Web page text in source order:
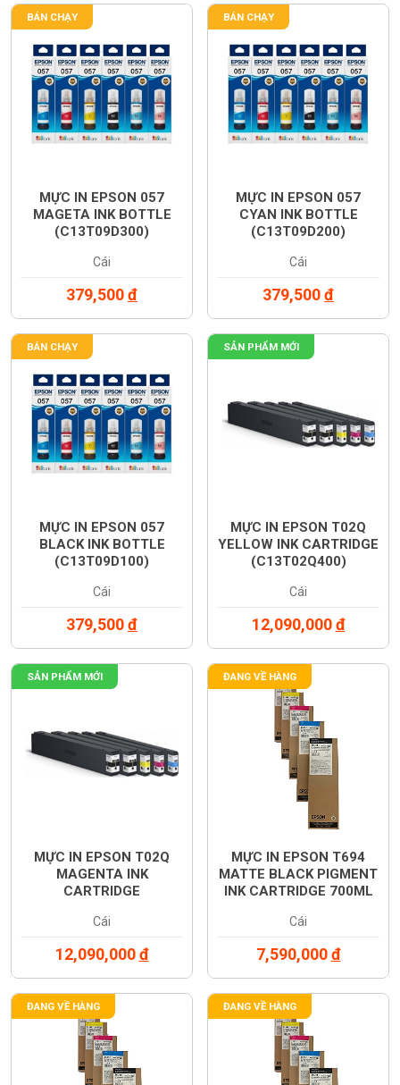
BÁN CHẠY
MỰC IN EPSON 057
MAGETA INK BOTTLE
(C13T09D300)
Cái
379,500đ
BÁN CHẠY
MỰC IN EPSON 057
CYAN INK BOTTLE
(C13T09D200)
Cái
379,500đ
BÁN CHẠY
MỰC IN EPSON 057
BLACK INK BOTTLE
(C13T09D100)
Cái
379,500đ
SẢN PHẨM MỚI
MỰC IN EPSON T02Q
YELLOW INK CARTRIDGE
(C13T02Q400)
Cái
12,090,000đ
SẢN PHẨM MỚI
MỰC IN EPSON T02Q
MAGENTA INK
CARTRIDGE
Cái
12,090,000đ
ĐANG VỀ HÀNG
MỰC IN EPSON T694
MATTE BLACK PIGMENT
INK CARTRIDGE 700ML
Cái
7,590,000đ
ĐANG VỀ HÀNG ĐANG VỀ HÀNG